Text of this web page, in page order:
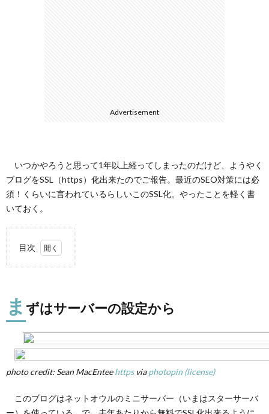
Advertisement
いつかやろうと思って1年以上経ってしまったのだけど、ようやく
ブログをSSL（https）化出来たのでご報告。最近のSEO対策には必
須！くらいに言われているらしいこのSSL化。やったことを軽く書
いておく。
目次
1.
ーバ
ーの
設定
から
Simple
導入す
る
ま ずはサーバーの設定から
photo credit: Sean MacEnteehttpsviaphotopin (license)
このブログはネットオウルのミニサーバー（いまはスターサーバ